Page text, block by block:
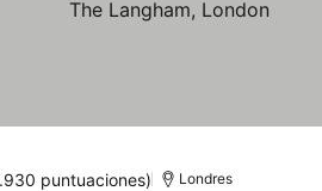
puntuaciones) Londres